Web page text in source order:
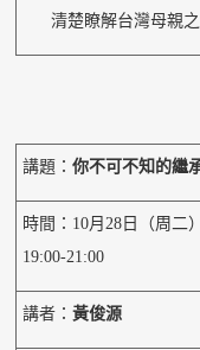
清楚瞭解台灣母親之
講題：你不可不知的繼
時間：10月28日（周二）
19:00-21:00
講者：黃俊源